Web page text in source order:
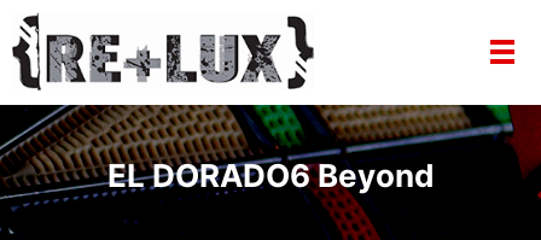
メ
EL DORADO6 Beyond